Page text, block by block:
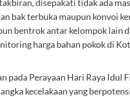
disepakati tidak ada
bak terbuka maupun konvoi
bentrok antar kelompok lain
harga bahan pokok di
pada Perayaan Hari Raya Idul
kecelakaan yang